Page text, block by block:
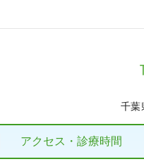
千葉
アクセス・診療時間